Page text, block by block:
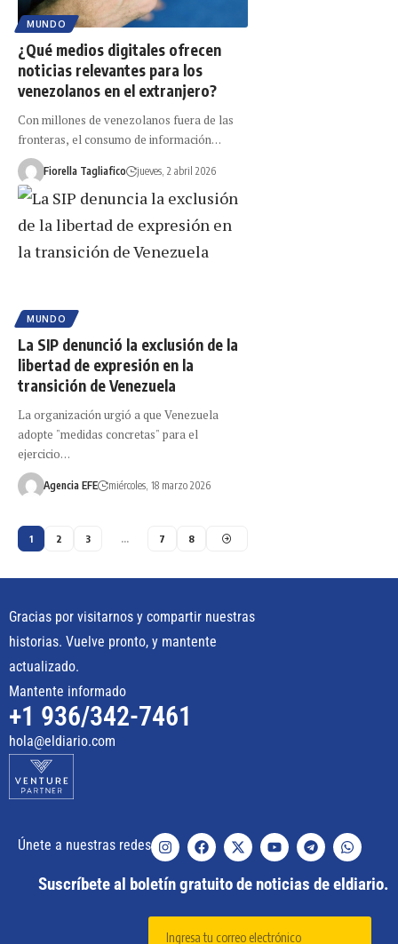
MUNDO
¿Qué medios digitales ofrecen
noticias relevantes para los
venezolanos en el extranjero?
Con millones de venezolanos fuera de las
fronteras, el consumo de información…
Fiorella Tagliafico jueves, 2 abril 2026
MUNDO
La SIP denunció la exclusión de la
libertad de expresión en la
transición de Venezuela
La organización urgió a que Venezuela
adopte "medidas concretas" para el
ejercicio…
Agencia EFE miércoles, 18 marzo 2026
1 2 3 … 7 8
Gracias por visitarnos y compartir nuestras
historias. Vuelve pronto, y mantente
actualizado.
Mantente informado
+1 936/342-7461
hola@eldiario.com
Únete a nuestras redes
Suscríbete al boletín gratuito de noticias de eldiario.